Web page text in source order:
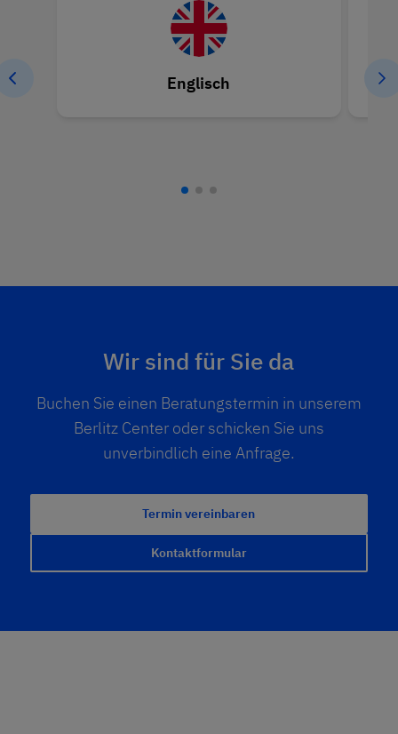
Englisch
Wir sind für Sie da
Buchen Sie einen Beratungstermin in unserem
Berlitz Center oder schicken Sie uns
unverbindlich eine Anfrage.
Termin vereinbaren
Kontaktformular